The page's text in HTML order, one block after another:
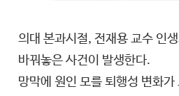
의대 본과시절, 전재용 교수 인
바꿔놓은 사건이 발생한다.
망막에 원인 모를 퇴행성 변화